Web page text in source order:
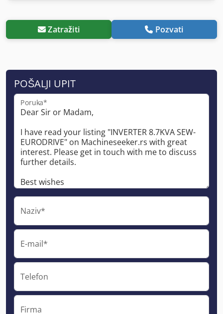
Zatražiti Pozvati
POŠALJI UPIT
Poruka*
Naziv*
E-mail*
Telefon
Firma